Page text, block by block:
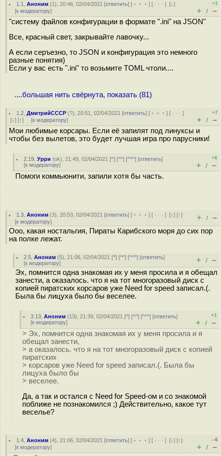
1.1 ,Аноним (1), 20:46, 02/04/2021 [ответить] [ ﹢﹢﹢] [ · · ·][↓]
[к модератору]
+1
+ / –
"систему файлов конфигурации в формате ".ini" на JSON"
Все, красный свет, закрывайте лавочку...
А если серъезно, то JSON и конфигурация это немного
разные понятия)
Если у вас есть ".ini" то возьмите TOML чтоли....
....большая нить свёрнута, показать (81)
1.2 ,ДмитрийСССР (?), 20:51, 02/04/2021 [ответить] [ ﹢﹢﹢] [ · · ·]
[↓] [↑] [к модератору]
+7
+ / –
Мои любимые корсары. Если её запилят под линуксы и
чтобы без вылетов, это будет лучшая игра про парусники!
2.19 ,Урри (ok), 21:49, 02/04/2021 [^] [^^] [^^^] [ответить]
[к модератору]
+6
+ / –
Помоги коммьюнити, запили хотя бы часть.
1.3 ,Аноним (3), 20:53, 02/04/2021 [ответить] [ ﹢﹢﹢] [ · · ·][↓] [↑]
[к модератору] + / –
Ооо, какая ностальгия, Пираты Карибского моря до сих пор
на полке лежат.
2.5 ,Аноним (5), 21:06, 02/04/2021 [^] [^^] [^^^] [ответить]
[к модератору] + / –
Эх, помнится одна знакомая их у меня просила и я обещал
занести, а оказалось. что я на тот многоразовый диск с
копией пиратских корсаров уже Need for speed записал.(.
Была бы лицуха было бы веселее.
3.13 ,Аноним (13), 21:39, 02/04/2021 [^] [^^] [^^^] [ответить]
[к модератору]
+1
+ / –
> Эх, помнится одна знакомая их у меня просила и я
обещал занести,
> а оказалось. что я на тот многоразовый диск с копией
пиратских
> корсаров уже Need for speed записал.(. Была бы
лицуха было бы
> веселее.
Да, а так и остался с Need for Speed-ом и со знакомой
поближе не познакомился ;) Действительно, какое тут
веселье?
1.4 ,Аноним (4), 21:06, 02/04/2021 [ответить] [ ﹢﹢﹢] [ · · ·][↓] [↑]
[к модератору]
–6
+ / –